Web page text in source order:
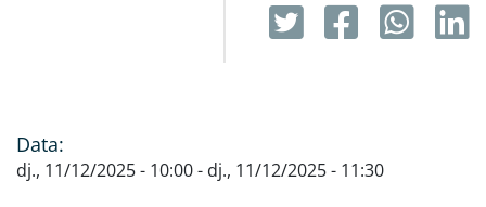
Data:
dj., 11/12/2025 - 10:00- dj., 11/12/2025 - 11:30